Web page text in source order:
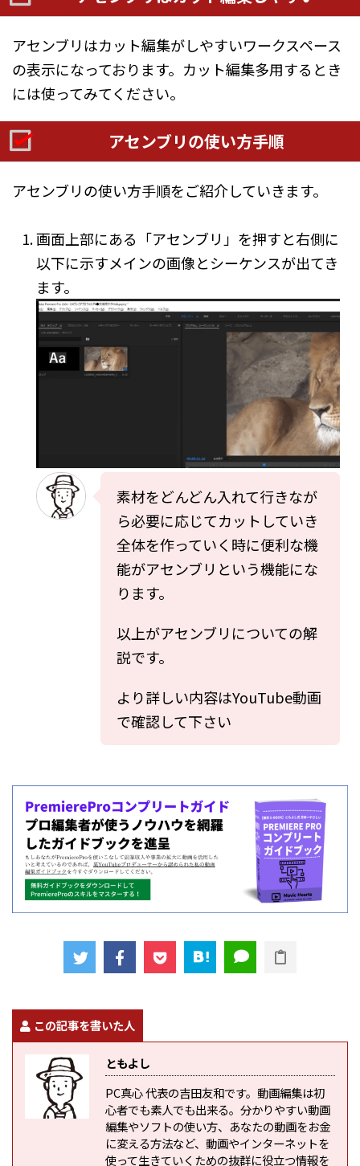
アセンブリはカット編集がしやすいワークスペース
の表示になっております。カット編集多用するとき
には使ってみてください。
アセンブリの使い方手順
アセンブリの使い方手順をご紹介していきます。
画面上部にある「アセンブリ」を押すと右側に
以下に示すメインの画像とシーケンスが出てき
ます。
素材をどんどん入れて行きなが
ら必要に応じてカットしていき
全体を作っていく時に便利な機
能がアセンブリという機能にな
ります。
以上がアセンブリについての解
説です。
より詳しい内容はYouTube動画
で確認して下さい
この記事を書いた人
ともよし
PC真心 代表の吉田友和です。動画編集は初
心者でも素人でも出来る。分かりやすい動画
編集やソフトの使い方、あなたの動画をお金
に変える方法など、動画やインターネットを
使って生きていくための抜群に役立つ情報を